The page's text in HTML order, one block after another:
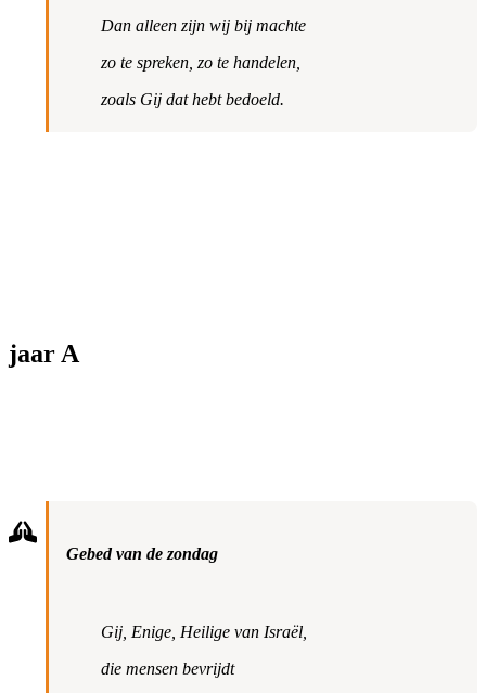
Dan alleen zijn wij bij machte
zo te spreken, zo te handelen,
zoals Gij dat hebt bedoeld.
jaar A
Gebed van de zondag
Gij, Enige, Heilige van Israël,
die mensen bevrijdt